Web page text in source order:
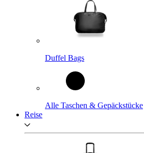
Duffel Bags
Alle Taschen & Gepäckstücke
Reise